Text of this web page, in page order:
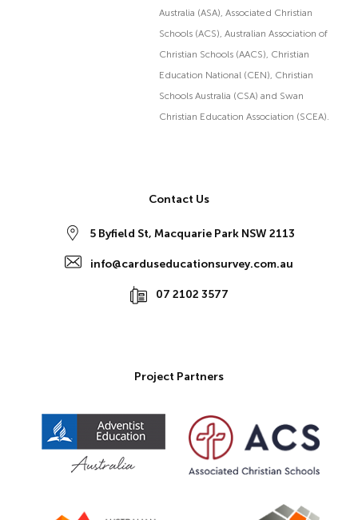
Australia (ASA), Associated Christian
Schools (ACS), Australian Association of
Christian Schools (AACS), Christian
Education National (CEN), Christian
Schools Australia (CSA) and Swan
Christian Education Association (SCEA).
Contact Us
5 Byfield St, Macquarie Park NSW 2113
info@carduseducationsurvey.com.au
07 2102 3577
Project Partners